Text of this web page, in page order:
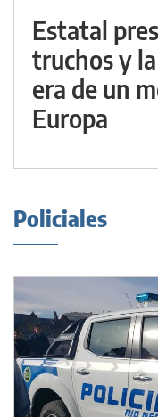
Estatal
truchos y
era de un
Europa
Policiales